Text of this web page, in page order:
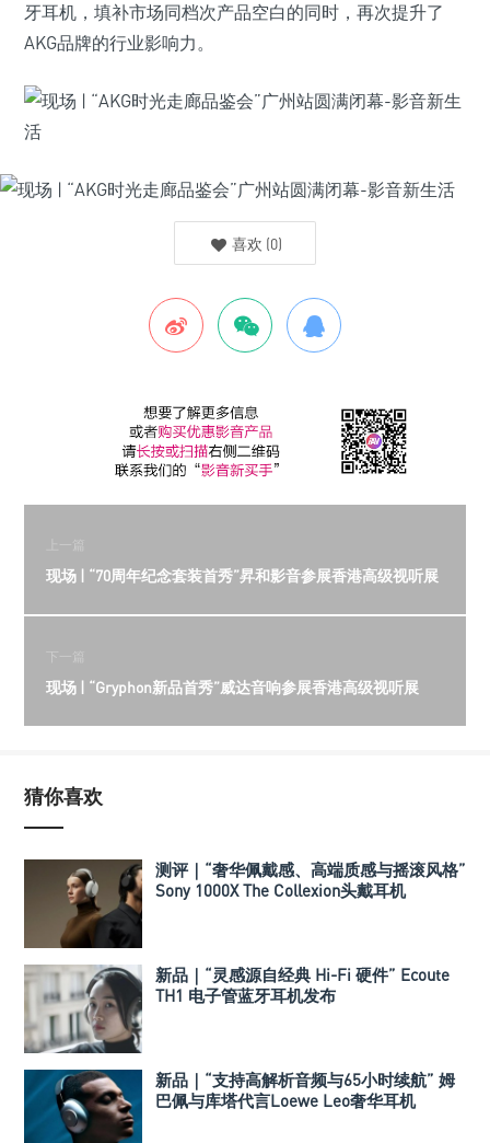
牙耳机，填补市场同档次产品空白的同时，再次提升了
AKG品牌的行业影响力。
喜欢 (0)
上一篇
现场 | “70周年纪念套装首秀”昇和影音参展香港高级视听展
下一篇
现场 | “Gryphon新品首秀”威达音响参展香港高级视听展
猜你喜欢
测评｜“奢华佩戴感、高端质感与摇滚风格”
Sony 1000X The Collexion头戴耳机
新品｜“灵感源自经典 Hi-Fi 硬件” Ecoute
TH1 电子管蓝牙耳机发布
新品｜“支持高解析音频与65小时续航” 姆
巴佩与库塔代言Loewe Leo奢华耳机